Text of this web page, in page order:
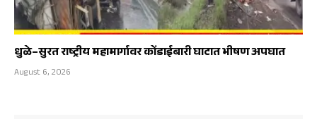
धुळे–सुरत राष्ट्रीय महामार्गावर कोंडाईबारी घाटात भीषण अपघात
August 6, 2026